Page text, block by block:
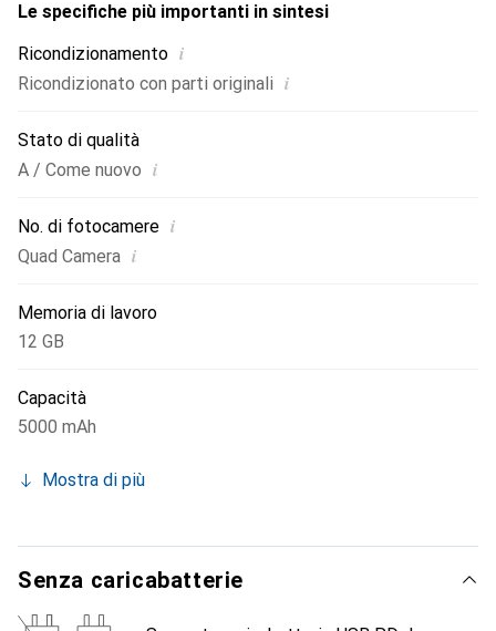
Le specifiche più importanti in sintesi
Ricondizionamento i
Ricondizionato con parti originali i
Stato di qualità
A / Come nuovo i
No. di fotocamere i
Quad Camera i
Memoria di lavoro
12 GB
Capacità
5000 mAh
Mostra di più
Senza caricabatterie